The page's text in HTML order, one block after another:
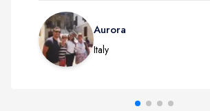
Aurora
Italy